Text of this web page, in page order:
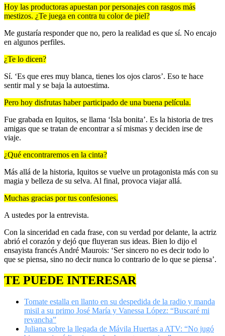
Hoy las productoras apuestan por personajes con rasgos más
mestizos. ¿Te juega en contra tu color de piel?
Me gustaría responder que no, pero la realidad es que sí. No encajo
en algunos perfiles.
¿Te lo dicen?
Sí. ‘Es que eres muy blanca, tienes los ojos claros’. Eso te hace
sentir mal y se baja la autoestima.
Pero hoy disfrutas haber participado de una buena película.
Fue grabada en Iquitos, se llama ‘Isla bonita’. Es la historia de tres
amigas que se tratan de encontrar a sí mismas y deciden irse de
viaje.
¿Qué encontraremos en la cinta?
Más allá de la historia, Iquitos se vuelve un protagonista más con su
magia y belleza de su selva. Al final, provoca viajar allá.
Muchas gracias por tus confesiones.
A ustedes por la entrevista.
Con la sinceridad en cada frase, con su verdad por delante, la actriz
abrió el corazón y dejó que fluyeran sus ideas. Bien lo dijo el
ensayista francés André Maurois: ‘Ser sincero no es decir todo lo
que se piensa, sino no decir nunca lo contrario de lo que se piensa’.
TE PUEDE INTERESAR
Tomate estalla en llanto en su despedida de la radio y manda
misil a su primo José María y Vanessa López: “Buscaré mi
revancha”
Juliana sobre la llegada de Mávila Huertas a ATV: “No jugó